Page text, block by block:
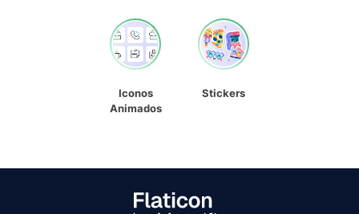
Iconos
Animados
Stickers